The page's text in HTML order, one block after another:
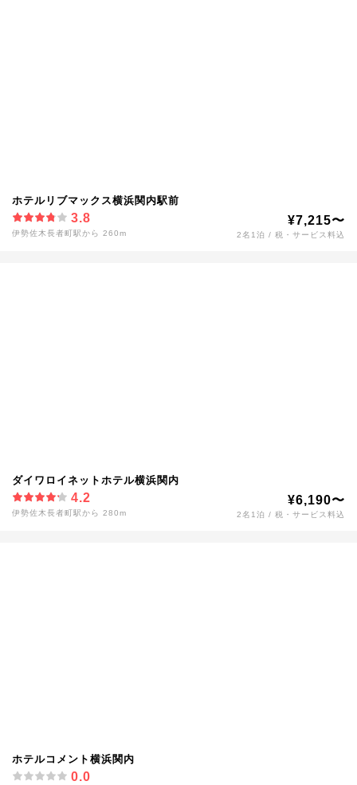
ホテルリブマックス横浜関内駅前
3.8
伊勢佐木長者町駅から 260m
¥7,215〜
2名1泊 / 税・サービス料込
ダイワロイネットホテル横浜関内
4.2
伊勢佐木長者町駅から 280m
¥6,190〜
2名1泊 / 税・サービス料込
ホテルコメント横浜関内
0.0